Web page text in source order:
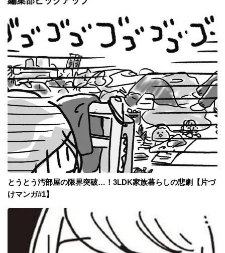
とうとう汚部屋の限界突破…！3LDK家族暮らしの悲劇【片づ
けマンガ#1】